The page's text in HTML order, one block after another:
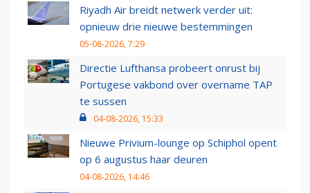
Riyadh Air breidt netwerk verder uit:
opnieuw drie nieuwe bestemmingen
05-08-2026, 7:29
Directie Lufthansa probeert onrust bij
Portugese vakbond over overname TAP
te sussen
04-08-2026, 15:33
Nieuwe Privium-lounge op Schiphol opent
op 6 augustus haar deuren
04-08-2026, 14:46